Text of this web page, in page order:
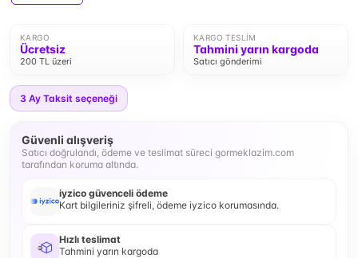
KARGO
Ücretsiz
200 TL üzeri
KARGO TESLIM
Tahmini yarın kargoda
Satıcı gönderimi
3 Ay Taksit seçeneği
Güvenli alışveriş
Satıcı doğrulandı, ödeme ve teslimat süreci gormeklazim.com
tarafından koruma altında.
iyzico güvenceli ödeme
Kart bilgileriniz şifreli, ödeme iyzico korumasında.
Hızlı teslimat
Tahmini yarın kargoda